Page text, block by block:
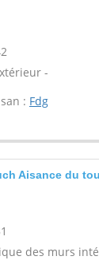
-
: Fdg
Aisance du
des murs